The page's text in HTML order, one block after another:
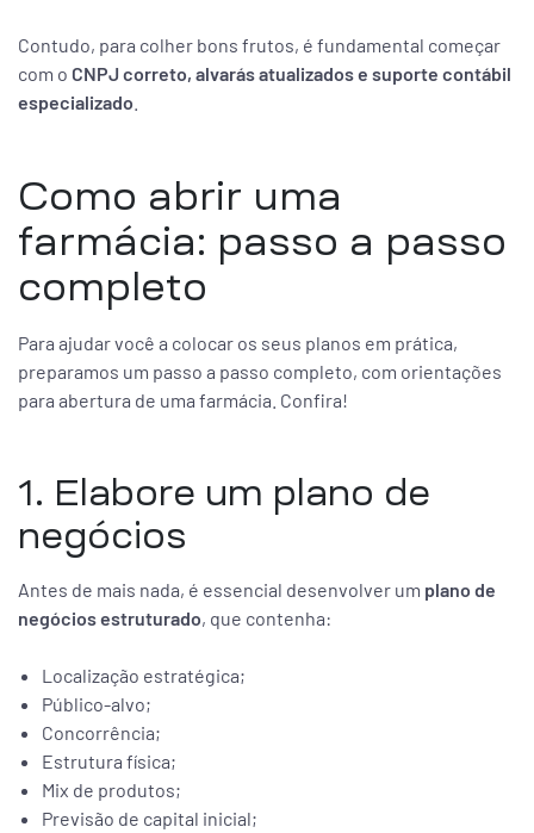
Contudo, para colher bons frutos, é fundamental começar
com o CNPJ correto, alvarás atualizados e suporte contábil
especializado
Como abrir uma
farmácia: passo a passo
completo
Para ajudar você a colocar os seus planos em prática,
preparamos um passo a passo completo, com orientações
para abertura de uma farmácia. Confira!
1. Elabore um plano de
negócios
Antes de mais nada, é essencial desenvolver um plano de
negócios estruturado, que contenha:
Localização estratégica;
Público-alvo;
Concorrência;
Estrutura física;
Mix de produtos;
Previsão de capital inicial;